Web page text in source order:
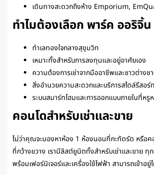
เดินทางสะดวกถึงห้าง Emporium,
ทำไมต้องเลือก พาร์ค ออริจิ้
ทำเลทองใจกลางสุขุมวิท
เหมาะทั้งสำหรับการลงทุนและอยู่อาศัยเอง
ความต้องการเช่าจากมืออาชีพและชาวต่างช
สิ่งอำนวยความสะดวกและบริการสไตล์รีสอร์ท
ระบบสมาร์ทโฮมและการออกแบบภายในที่หรู
คอนโดสำหรับเช่าและขาย
ไม่ว่าคุณจะมองหาห้อง 1 ห้องนอนที่กะทัดรัด หรือ
ที่กว้างขวาง เรามีลิสต์ยูนิตทั้งสำหรับเช่าและขาย
พร้อมเฟอร์นิเจอร์และเครื่องใช้ไฟฟ้า สามารถเข้าอ